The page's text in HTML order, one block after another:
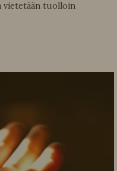
vietetään tuolloin